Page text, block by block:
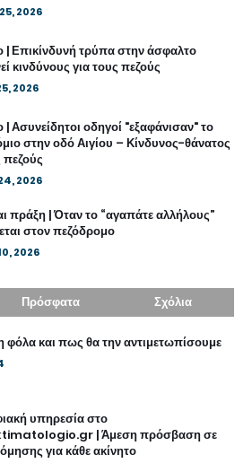
2026
| Επικίνδυνή τρύπα στην άσφαλτο
κινδύνους για τους πεζούς
2026
Ασυνείδητοι οδηγοί "εξαφάνισαν" το
στην οδό Αιγίου – Κίνδυνος-θάνατος
πεζούς
2026
πράξη | Όταν το “αγαπάτε αλλήλους”
στον πεζόδρομο
2026
Πρόσφατα Σχόλια
η φόλα και πως θα την αντιμετωπίσουμε
υπηρεσία στο
| Άμεση πρόσβαση σε
για κάθε ακίνητο